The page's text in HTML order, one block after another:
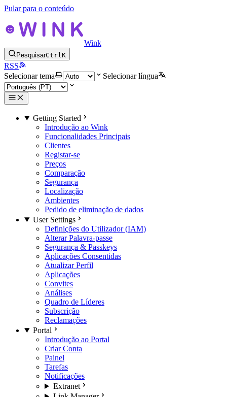
Pular para o conteúdo
Wink
PesquisarCtrlK
RSS
Selecionar tema
Selecionar língua
Getting Started
Introdução ao Wink
Funcionalidades Principais
Clientes
Registar-se
Preços
Comparação
Segurança
Localização
Ambientes
Pedido de eliminação de dados
User Settings
Definições do Utilizador (IAM)
Alterar Palavra-passe
Segurança & Passkeys
Aplicações Consentidas
Atualizar Perfil
Aplicações
Convites
Análises
Quadro de Líderes
Subscrição
Reclamações
Portal
Introdução ao Portal
Criar Conta
Painel
Tarefas
Notificações
Extranet